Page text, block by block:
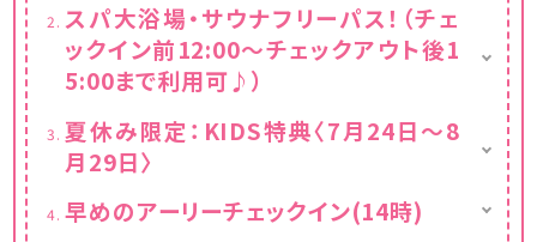
に限り宿泊無料です。
（大人1名につきお子さま1名まで）
■小学生（添い寝）※ベッドなし
「小学生（高学年）」または「小学生（低学年）」
でご入力ください。
朝食・夕食・スパ利用（大浴場・サウナ）・タオル
セット・こども用部屋着代として、おひとり様
4,400円を頂戴いたします。
スパ大浴場・サウナフリーパス！（チェ
ックイン前12:00～チェックアウト後1
5:00まで利用可♪）
大浴場。
ミストサウナやドライサウナなど、体調や好み
ったりとした心地よい熱が体を温めてくれま
夏休み限定：KIDS特典〈7月24日～8
月29日〉
ご用意しております。
早めのアーリーチェックイン(14時)